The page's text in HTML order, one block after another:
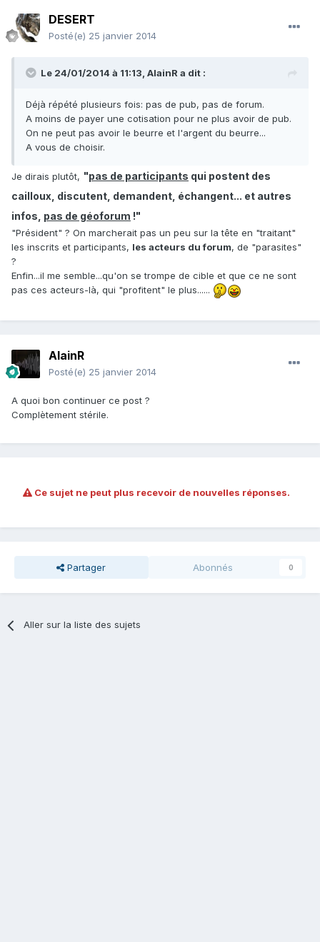
DESERT
Posté(e) 25 janvier 2014
Le 24/01/2014 à 11:13, AlainR a dit :
Déjà répété plusieurs fois: pas de pub, pas de forum.
A moins de payer une cotisation pour ne plus avoir de pub.
On ne peut pas avoir le beurre et l'argent du beurre...
A vous de choisir.
Je dirais plutôt, "pas de participants qui postent des
cailloux, discutent, demandent, échangent... et autres
infos, pas de géoforum !"
"Président" ? On marcherait pas un peu sur la tête en "traitant"
les inscrits et participants, les acteurs du forum, de "parasites"
?
Enfin...il me semble...qu'on se trompe de cible et que ce ne sont
pas ces acteurs-là, qui "profitent" le plus......
AlainR
Posté(e) 25 janvier 2014
A quoi bon continuer ce post ?
Complètement stérile.
Ce sujet ne peut plus recevoir de nouvelles réponses.
Partager Abonnés 0
Aller sur la liste des sujets